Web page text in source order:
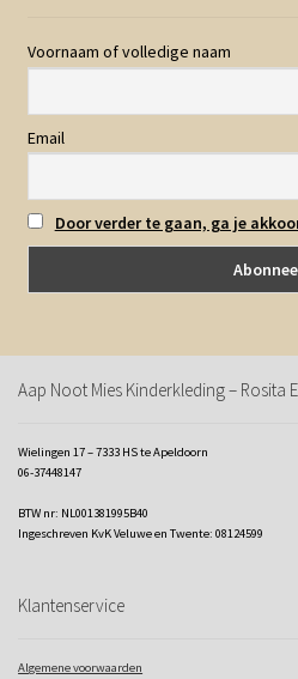
Voornaam of volledige naam
Email
Door verder te gaan, ga je
Aap Noot Mies Kinderkleding – Rosita
Wielingen 17 – 7333 HS te Apeldoorn
06-37448147
BTW nr: NL001381995B40
Ingeschreven KvK Veluwe en Twente: 08124599
Klantenservice
Algemene voorwaarden